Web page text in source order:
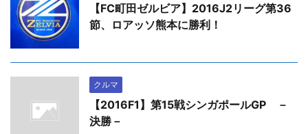
【FC町田ゼルビア】2016J2リーグ第36
節、ロアッソ熊本に勝利！
クルマ
【2016F1】第15戦シンガポールGP －
決勝－